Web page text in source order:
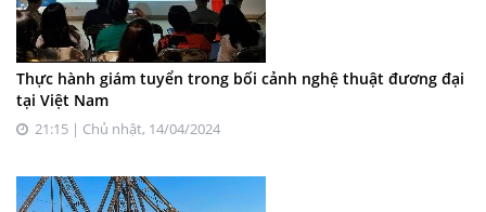
Thực hành giám tuyển trong bối cảnh nghệ thuật đương đại
tại Việt Nam
21:15 | Chủ nhật, 14/04/2024